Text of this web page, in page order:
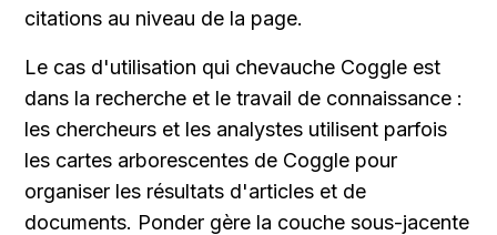
citations au niveau de la page.
Le cas d'utilisation qui chevauche Coggle est
dans la recherche et le travail de connaissance :
les chercheurs et les analystes utilisent parfois
les cartes arborescentes de Coggle pour
organiser les résultats d'articles et de
documents. Ponder gère la couche sous-jacente